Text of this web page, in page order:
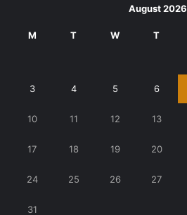
August 2026
M T W T
3 4 5 6
10 11 12 13
17 18 19 20
24 25 26 27
31